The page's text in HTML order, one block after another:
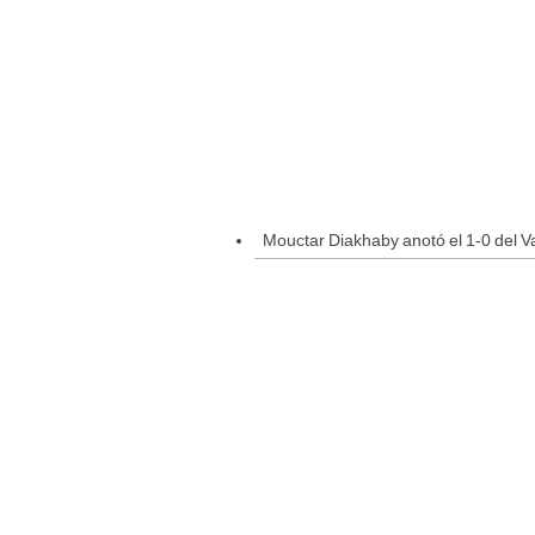
Mouctar Diakhaby anotó el 1-0 del